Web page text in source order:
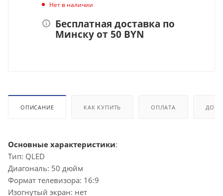
Нет в наличии
Бесплатная доставка по
Минску от 50 BYN
ОПИСАНИЕ КАК КУПИТЬ ОПЛАТА
Основные характеристики:
Тип: QLED
Диагональ: 50 дюйм
Формат телевизора: 16:9
Изогнутый экран: нет